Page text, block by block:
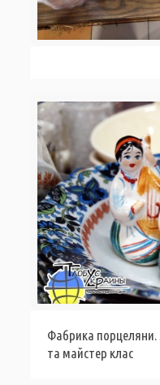
Фабрика порцеляни.
та майстер клас